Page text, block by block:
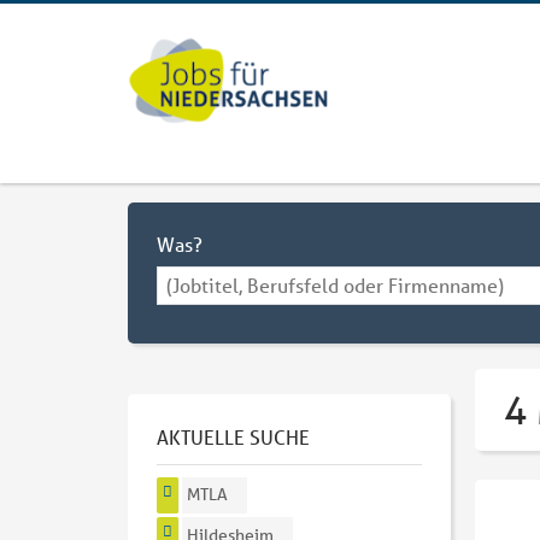
Was?
4
AKTUELLE SUCHE
MTLA
Hildesheim